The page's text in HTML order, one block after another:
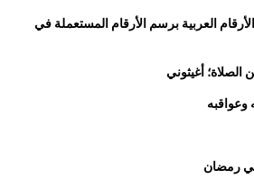
العربية برسم الأرقام المستعملة في
الصلاة؛ أغيثوني
وعواقبه
رمضان